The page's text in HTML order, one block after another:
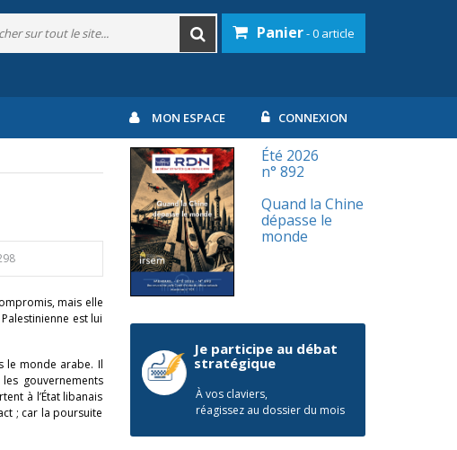
Panier- 0 article
MON ESPACE CONNEXION
mais elle
est lui
le monde arabe. Il
gouvernements
à l’État libanais
; car la poursuite
Été 2026
n° 892
Quand la Chine
dépasse le
monde
Je participe au débat
stratégique
À vos claviers,
réagissez au dossier du mois